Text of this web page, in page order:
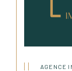
AGENCE